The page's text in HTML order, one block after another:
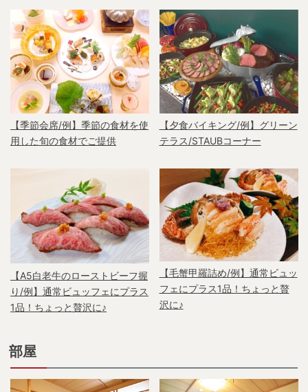
【季節会席/例】季節の食材を使
用した旬の食材でご提供
【夕食バイキング/例】グリーン
テラス/STAUBコーナー
【A5白老牛のローストビーフ握
り/例】通常ビュッフェにプラス
1品！ちょっと贅沢に♪
【毛蟹甲羅詰め/例】通常ビュッ
フェにプラス1品！ちょっと贅
沢に♪
部屋